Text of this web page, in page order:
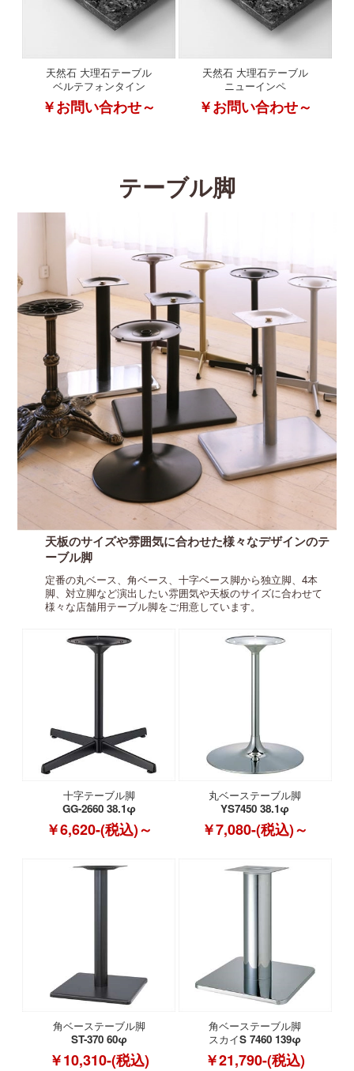
天然石 大理石テーブル
ベルテフォンタイン
￥お問い合わせ～
天然石 大理石テーブル
ニューインペ
￥お問い合わせ～
テーブル脚
天板のサイズや雰囲気に合わせた様々なデザインのテ
ーブル脚
定番の丸ベース、角ベース、十字ベース脚から独立脚、4本
脚、対立脚など演出したい雰囲気や天板のサイズに合わせて
様々な店舗用テーブル脚をご用意しています。
十字テーブル脚
GG-2660 38.1φ
￥6,620-(税込)～
丸ベーステーブル脚
YS7450 38.1φ
￥7,080-(税込)～
角ベーステーブル脚
ST-370 60φ
￥10,310-(税込)
角ベーステーブル脚
スカイS 7460 139φ
￥21,790-(税込)